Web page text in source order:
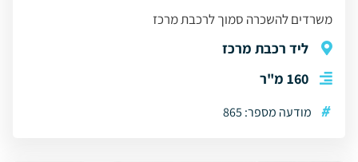
משרדים להשכרה סמוך לרכבת מרכז
ליד רכבת מרכז
160 מ"ר
# מודעה מספר: 865